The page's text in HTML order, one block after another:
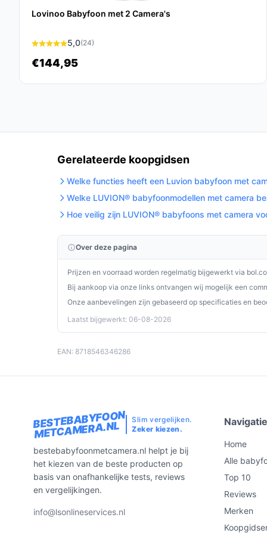
Ontdek alle specificaties en vergelijk prijzen
wat perfect past bij jouw behoeften!
Lovinoo Babyfoon met 2 Camera's
5,0(24)
€144,95
Gerelateerde koopgidsen
Welke functies heeft een Luvion babyfoon met
Welke LUVION® babyfoonmodellen met camera
Hoe veilig zijn LUVION® babyfoons met camera
Over deze pagina
Prijzen en voorraad worden regelmatig bijgewerkt via
Bij aankoop via onze links ontvangen wij mogelijk een
Onze aanbevelingen zijn gebaseerd op specificaties en
Laatst bijgewerkt: 06-08-2026
EAN: 8718546346286
BESTEBABYFOON
METCAMERA.NL
Slim vergelijken.
Zeker kiezen.
bestebabyfoonmetcamera.nl helpt je bij
het kiezen van de beste producten op
basis van onafhankelijke tests, reviews
en vergelijkingen.
info@lsonlineservices.nl
Navigatie
Home
Alle
Top 10
Reviews
Merken